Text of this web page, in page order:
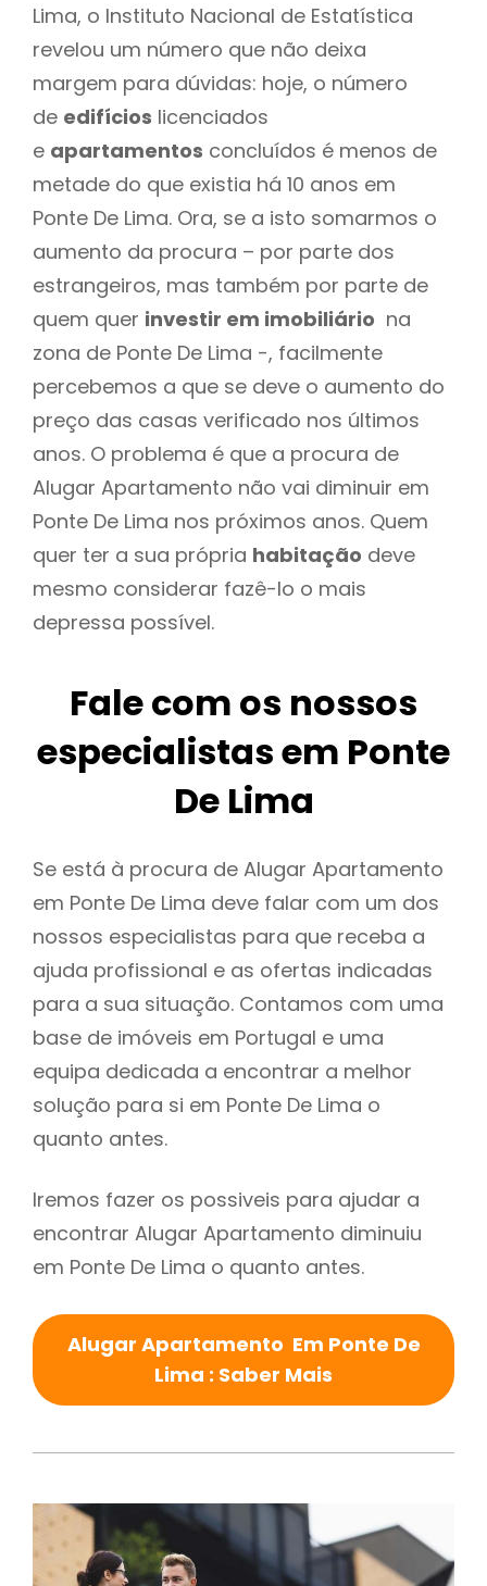
Lima, o Instituto Nacional de Estatística
revelou um número que não deixa
margem para dúvidas: hoje, o número
de edifícios licenciados
e apartamentos concluídos é menos de
metade do que existia há 10 anos em
Ponte De Lima. Ora, se a isto somarmos o
aumento da procura – por parte dos
estrangeiros, mas também por parte de
quem quer investir em imobiliário na
zona de Ponte De Lima -, facilmente
percebemos a que se deve o aumento do
preço das casas verificado nos últimos
anos. O problema é que a procura de
Alugar Apartamento não vai diminuir em
Ponte De Lima nos próximos anos. Quem
quer ter a sua própria habitação deve
mesmo considerar fazê-lo o mais
depressa possível.
Fale com os nossos
especialistas em Ponte
De Lima
Se está à procura de Alugar Apartamento
em Ponte De Lima deve falar com um dos
nossos especialistas para que receba a
ajuda profissional e as ofertas indicadas
para a sua situação. Contamos com uma
base de imóveis em Portugal e uma
equipa dedicada a encontrar a melhor
solução para si em Ponte De Lima o
quanto antes.
Iremos fazer os possiveis para ajudar a
encontrar Alugar Apartamento diminuiu
em Ponte De Lima o quanto antes.
Alugar Apartamento Em Ponte De
Lima : Saber Mais